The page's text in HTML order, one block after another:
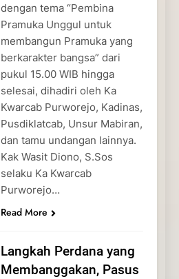
dengan tema “Pembina
Pramuka Unggul untuk
membangun Pramuka yang
berkarakter bangsa” dari
pukul 15.00 WIB hingga
selesai, dihadiri oleh Ka
Kwarcab Purworejo, Kadinas,
Pusdiklatcab, Unsur Mabiran,
dan tamu undangan lainnya.
Kak Wasit Diono, S.Sos
selaku Ka Kwarcab
Purworejo…
Read More
Langkah Perdana yang
Membanggakan, Pasus